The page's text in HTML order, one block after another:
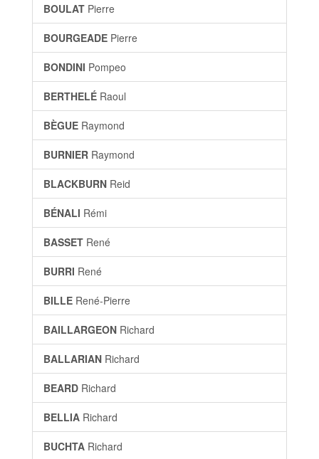
BOULAT Pierre
BOURGEADE Pierre
BONDINI Pompeo
BERTHELÉ Raoul
BÈGUE Raymond
BURNIER Raymond
BLACKBURN Reid
BÉNALI Rémi
BASSET René
BURRI René
BILLE René-Pierre
BAILLARGEON Richard
BALLARIAN Richard
BEARD Richard
BELLIA Richard
BUCHTA Richard